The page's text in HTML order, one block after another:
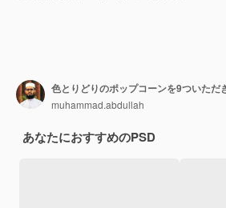
muhammad.abdullah
あなたにおすすめのPSD